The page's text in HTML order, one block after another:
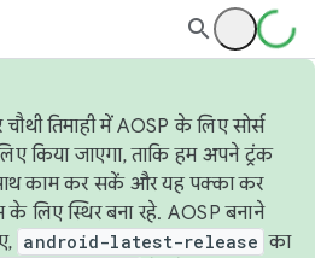
तिमाही में AOSP के लिए सोर्स
किया जाएगा, ताकि हम अपने ट्रंक
काम कर सकें और यह पक्का कर
लिए स्थिर बना रहे. AOSP बनाने
android-latest-release का